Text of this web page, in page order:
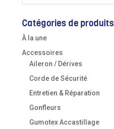
Catégories de produits
À la une
Accessoires
Aileron / Dérives
Corde de Sécurité
Entretien & Réparation
Gonfleurs
Gumotex Accastillage